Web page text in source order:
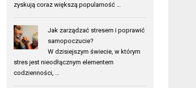
zyskują coraz większą popularność …
Jak zarządzać stresem i poprawić
samopoczucie?
W dzisiejszym świecie, w którym
stres jest nieodłącznym elementem
codzienności, …